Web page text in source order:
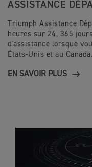
ASSISTANCE
Triumph Assistance
heures sur 24, 365
d'assistance lorsque
États-Unis et au Canada.
EN SAVOIR PLUS